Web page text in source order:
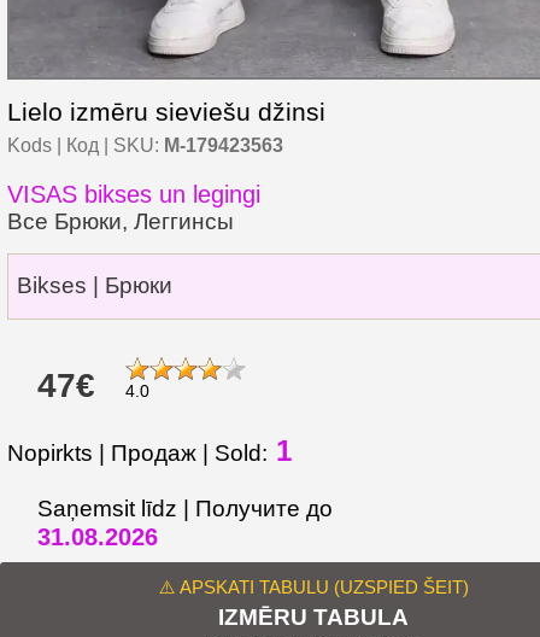
Lielo izmēru sieviešu džinsi
Kods | Код | SKU: M-179423563
VISAS bikses un legingi
Все Брюки, Леггинсы
Bikses | Брюки
47€ 4.0
Nopirkts | Продаж | Sold: 1
Saņemsit līdz | Получите до
31.08.2026
⚠️ APSKATI TABULU (UZSPIED ŠEIT)
IZMĒRU TABULA